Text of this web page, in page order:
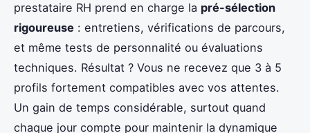
prestataire RH prend en charge la pré-sélection
rigoureuse : entretiens, vérifications de parcours,
et même tests de personnalité ou évaluations
techniques. Résultat ? Vous ne recevez que 3 à 5
profils fortement compatibles avec vos attentes.
Un gain de temps considérable, surtout quand
chaque jour compte pour maintenir la dynamique